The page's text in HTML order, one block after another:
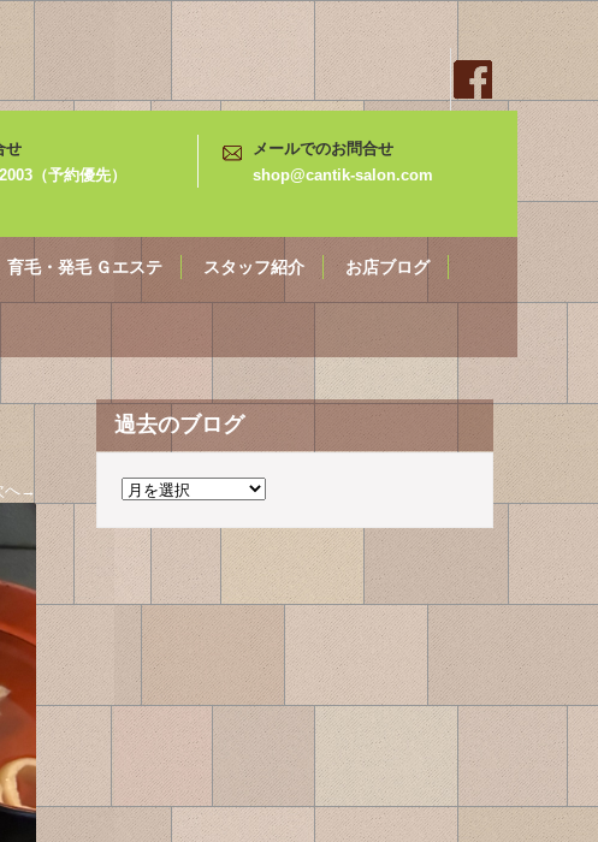
せ
（予約優先）
メールでのお問合せ
shop@cantik-salon.com
育毛・発毛 Ｇエステ スタッフ紹介 お店ブログ
へ→
過去のブログ
過
ブ
ロ
グ